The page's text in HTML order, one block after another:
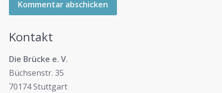
Kontakt
Die Brücke e. V.
Büchsenstr. 35
70174 Stuttgart